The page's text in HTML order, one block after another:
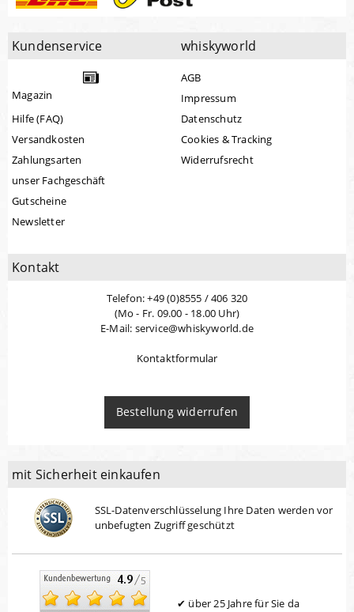
Kundenservice
Magazin
Hilfe (FAQ)
Versandkosten
Zahlungsarten
unser Fachgeschäft
Gutscheine
Newsletter
whiskyworld
AGB
Impressum
Datenschutz
Cookies & Tracking
Widerrufsrecht
Kontakt
Telefon: +49 (0)8555 / 406 320
(Mo - Fr. 09.00 - 18.00 Uhr)
E-Mail: service@whiskyworld.de
Kontaktformular
Bestellung widerrufen
mit Sicherheit einkaufen
SSL-Datenverschlüsselung Ihre Daten werden vor
unbefugten Zugriff geschützt
über 25 Jahre für Sie da